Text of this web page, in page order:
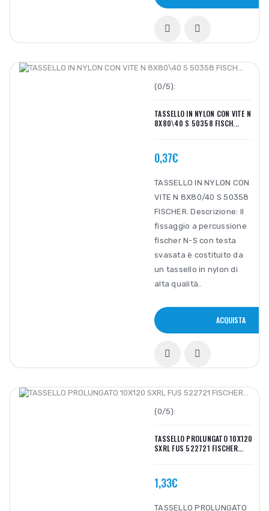
(0/5):
TASSELLO IN NYLON CON VITE N
8X80\40 S 50358 FISCH...
0,37€
TASSELLO IN NYLON CON
VITE N 8X80/40 S 50358
FISCHER. Descrizione: Il
fissaggio a percussione
fischer N-S con testa
svasata è costituito da
un tassello in nylon di
alta qualità..
ACQUISTA
(0/5):
TASSELLO PROLUNGATO 10X120
SXRL FUS 522721 FISCHER...
1,33€
TASSELLO PROLUNGATO